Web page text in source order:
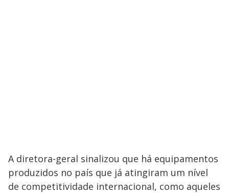
A diretora-geral sinalizou que há equipamentos
produzidos no país que já atingiram um nível
de competitividade internacional, como aqueles